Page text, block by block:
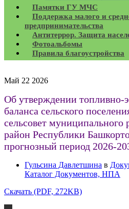
Памятки ГУ МЧС
Поддержка малого и
предпринимательства
Антитеррор. Защита
Фотоальбомы
Правила благоустройства
Май 22 2026
Об утверждении топливно-
баланса сельского
сельсовет
район Республики
прогнозный период 2026-
Гульсина Давлетшина в
Каталог Документов, НПА
Скачать (PDF, 272KB)